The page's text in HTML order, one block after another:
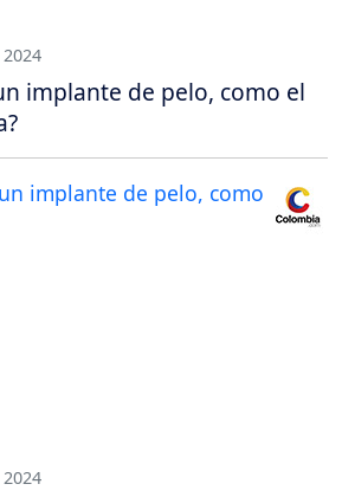
implante de pelo, como el